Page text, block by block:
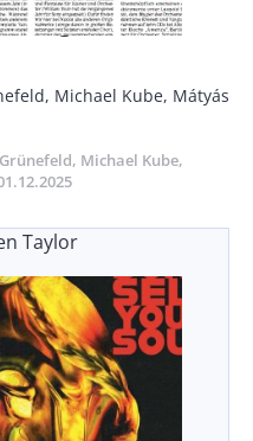
Michael Kube, Mátyás
Michael Kube
Taylor